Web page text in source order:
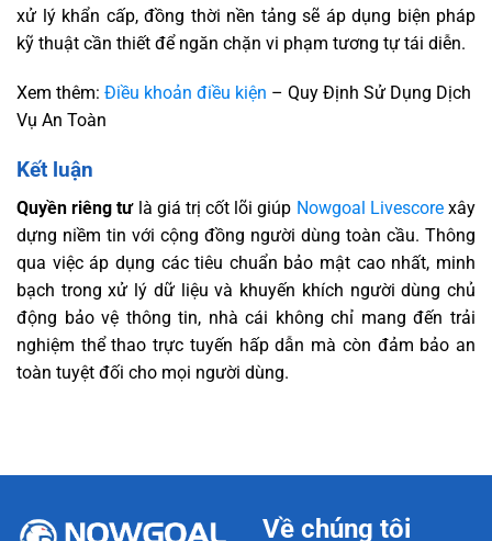
xử lý khẩn cấp, đồng thời nền tảng sẽ áp dụng biện pháp
kỹ thuật cần thiết để ngăn chặn vi phạm tương tự tái diễn.
Xem thêm: Điều khoản điều kiện – Quy Định Sử Dụng Dịch
Vụ An Toàn
Kết luận
Quyền riêng tưlà giá trị cốt lõi giúp Nowgoal Livescorexây
dựng niềm tin với cộng đồng người dùng toàn cầu. Thông
qua việc áp dụng các tiêu chuẩn bảo mật cao nhất, minh
bạch trong xử lý dữ liệu và khuyến khích người dùng chủ
động bảo vệ thông tin, nhà cái không chỉ mang đến trải
nghiệm thể thao trực tuyến hấp dẫn mà còn đảm bảo an
toàn tuyệt đối cho mọi người dùng.
Về chúng tôi